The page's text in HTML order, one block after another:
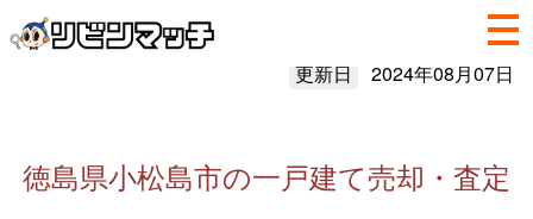
更新日 2024年08月07日
徳島県小松島市の一戸建て売却・査定